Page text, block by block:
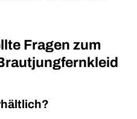
Fragen zum